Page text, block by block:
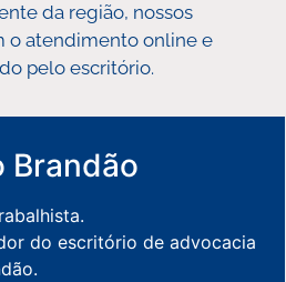
da região, nossos
o atendimento online e
pelo escritório.
em Contato
Brandão
do escritório de advocacia